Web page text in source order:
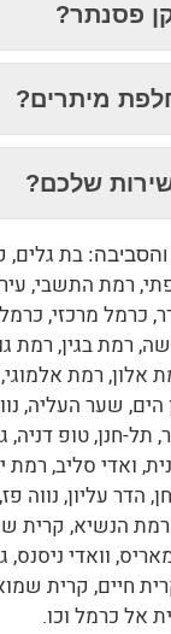
פסנתר?
מיתרים?
שלכם?
והסביבה: בת גלים,
רמת התשבי,
כרמל מרכזי,
רמת בגין, רמת
אלון, רמת
הים, שער העליה,
תל-חנן, טופ
ואדי סליב, רמת
הדר עליון, נווה
הנשיא, קרית
וואדי ניסנס,
חיים, קרית
אל כרמל וכו.